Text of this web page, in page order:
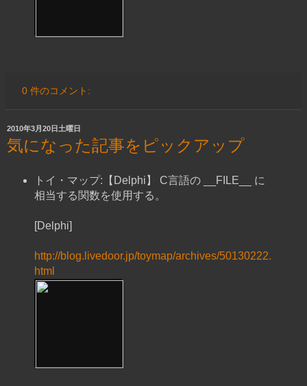
0 件のコメント:
2010年3月20日土曜日
気になった記事をピックアップ
トイ・マップ:【Delphi】 C言語の __FILE__ に
相当する関数を使用する。
[Delphi]
http://blog.livedoor.jp/toymap/archives/50130222.
html